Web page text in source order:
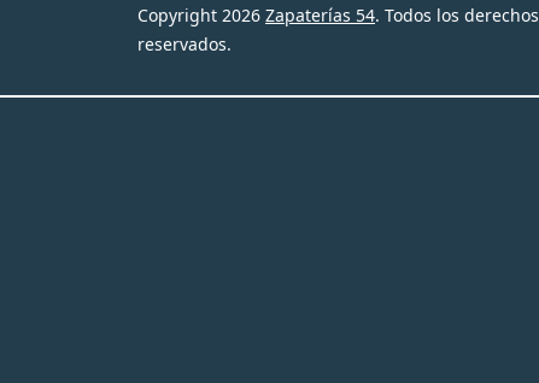
Copyright 2026 Zapaterías 54. Todos los derechos
reservados.